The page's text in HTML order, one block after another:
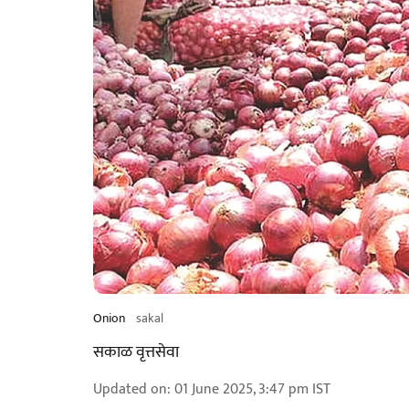
Onion sakal
सकाळ वृत्तसेवा
Updated on:01 June 2025, 3:47 pm IST